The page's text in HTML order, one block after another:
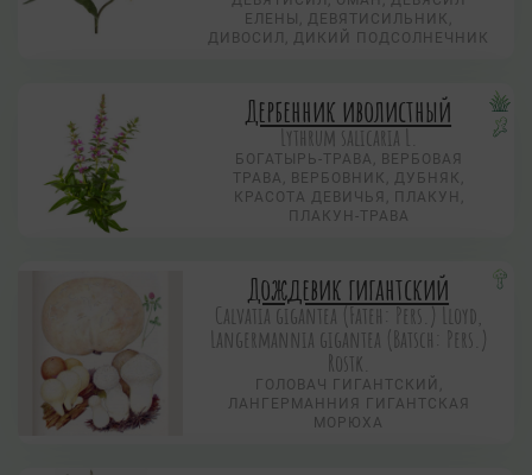
ЕЛЕНЫ, ДЕВЯТИСИЛЬНИК,
ДИВОСИЛ, ДИКИЙ ПОДСОЛНЕЧНИК
Дербенник иволистный
Lythrum salicaria L.
БОГАТЫРЬ-ТРАВА, ВЕРБОВАЯ
ТРАВА, ВЕРБОВНИК, ДУБНЯК,
КРАСОТА ДЕВИЧЬЯ, ПЛАКУН,
ПЛАКУН-ТРАВА
Дождевик гигантский
Calvatia gigantea (Fateh: Pers.) Lloyd,
Langermannia gigantea (Batsch: Pers.)
Rostk.
ГОЛОВАЧ ГИГАНТСКИЙ,
ЛАНГЕРМАННИЯ ГИГАНТСКАЯ
МОРЮХА